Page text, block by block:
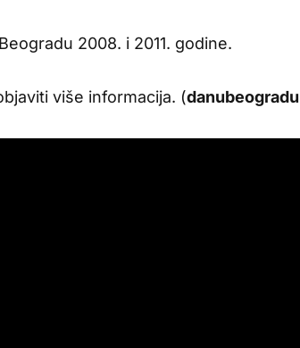
2008. i 2011. godine.
više informacija. (